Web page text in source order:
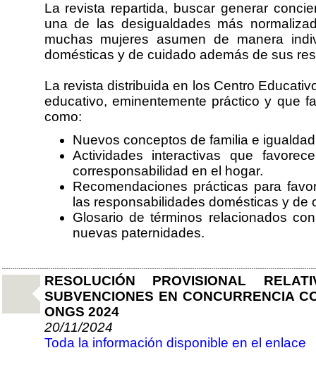
La revista repartida, buscar generar
una de las desigualdades más
muchas mujeres asumen de manera
domésticas y de cuidado además de sus
La revista distribuida en los Centro
educativo, eminentemente práctico y que
como:
Nuevos conceptos de familia e
Actividades interactivas que
corresponsabilidad en el hogar.
Recomendaciones prácticas para
las responsabilidades domésticas y de
Glosario de términos relacionados
nuevas paternidades.
RESOLUCIÓN PROVISIONAL
SUBVENCIONES EN CONCURRENCIA
ONGS 2024
20/11/2024
Toda la información disponible en el enlace